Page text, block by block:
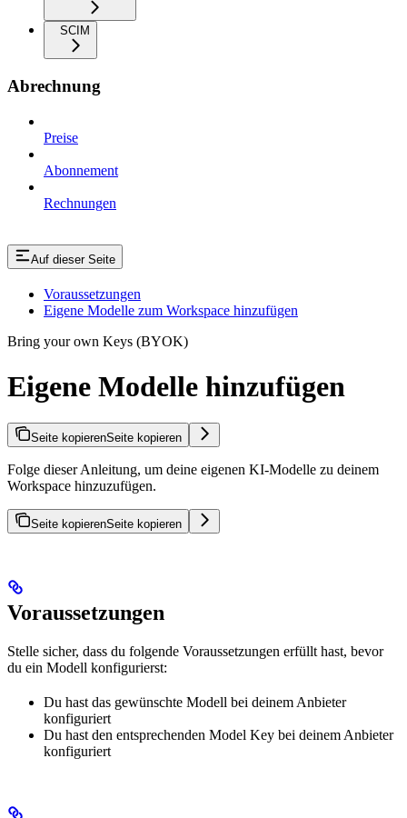
SCIM
Abrechnung
Preise
Abonnement
Rechnungen
Auf dieser Seite
Voraussetzungen
Eigene Modelle zum Workspace hinzufügen
Bring your own Keys (BYOK)
Eigene Modelle hinzufügen
Seite kopierenSeite kopieren
Folge dieser Anleitung, um deine eigenen KI-Modelle zu deinem
Workspace hinzuzufügen.
Seite kopierenSeite kopieren
Voraussetzungen
Stelle sicher, dass du folgende Voraussetzungen erfüllt hast, bevor
du ein Modell konfigurierst:
Du hast das gewünschte Modell bei deinem Anbieter
konfiguriert
Du hast den entsprechenden Model Key bei deinem Anbieter
konfiguriert